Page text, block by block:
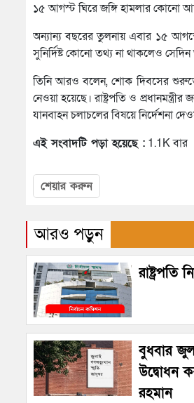
১৫ আগস্ট ঘিরে জঙ্গি হামলার কোনো
অন্যান্য বছরের তুলনায় এবার ১৫
সুনির্দিষ্ট কোনো তথ্য না থাকলেও
তিনি আরও বলেন, শোক দিবসের শুরুতে
নেওয়া হয়েছে। রাষ্ট্রপতি ও
যানবাহন চলাচলের বিষয়ে নির্দেশনা
এই সংবাদটি পড়া হয়েছে : 1.1K বার
শেয়ার করুন
আরও পড়ুন
রাষ্ট্রপতি
বুধবার
উদ্বোধন
রহমান